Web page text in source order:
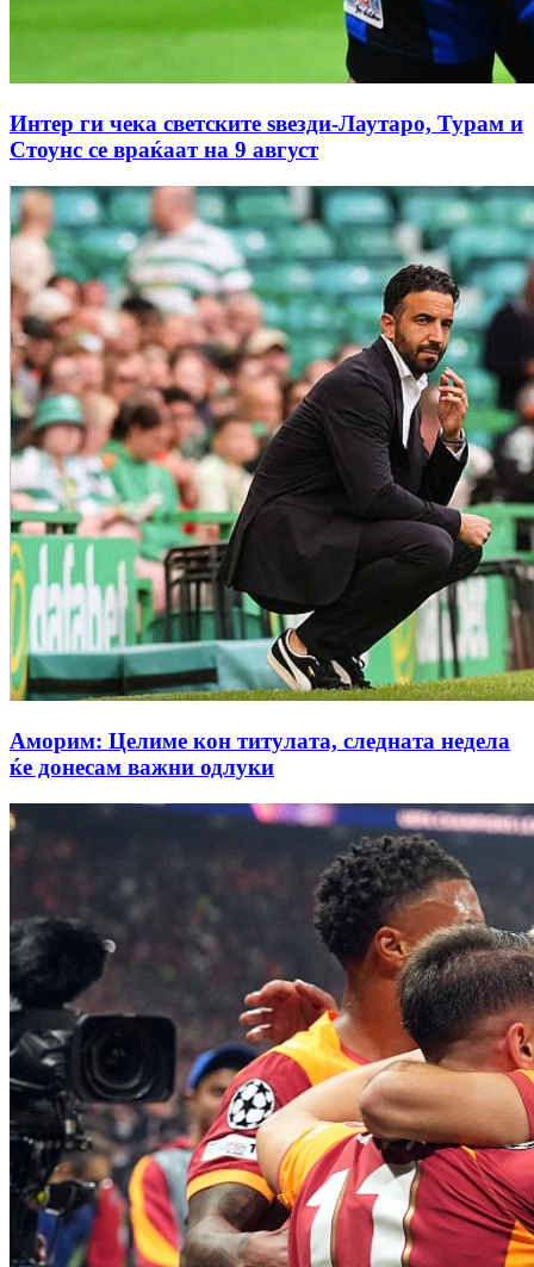
Интер ги чека светските ѕвезди-Лаутаро, Турам и
Стоунс се враќаат на 9 август
Аморим: Целиме кон титулата, следната недела
ќе донесам важни одлуки